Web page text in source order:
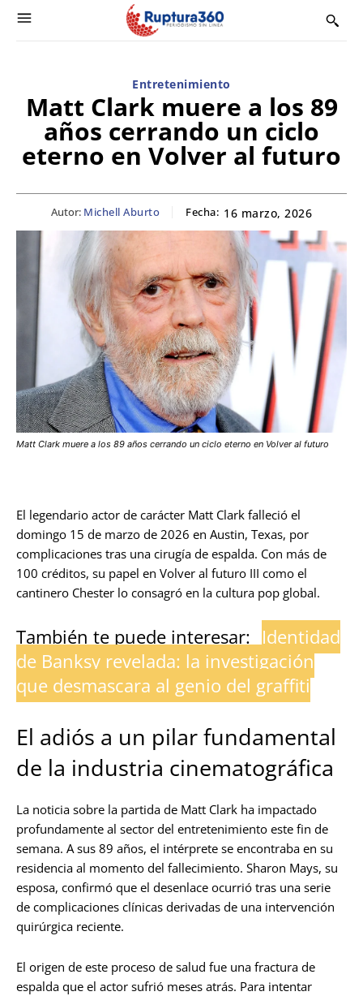
Entretenimiento
Matt Clark muere a los 89
años cerrando un ciclo
eterno en Volver al futuro
Autor: Michell Aburto Fecha: 16 marzo, 2026
Matt Clark muere a los 89 años cerrando un ciclo eterno en Volver al futuro
El legendario actor de carácter Matt Clark falleció el
domingo 15 de marzo de 2026 en Austin, Texas, por
complicaciones tras una cirugía de espalda. Con más de
100 créditos, su papel en Volver al futuro III como el
cantinero Chester lo consagró en la cultura pop global.
También te puede interesar: Identidad
de Banksy revelada: la investigación
que desmascara al genio del graffiti
El adiós a un pilar fundamental
de la industria cinematográfica
La noticia sobre la partida de Matt Clark ha impactado
profundamente al sector del entretenimiento este fin de
semana. A sus 89 años, el intérprete se encontraba en su
residencia al momento del fallecimiento. Sharon Mays, su
esposa, confirmó que el desenlace ocurrió tras una serie
de complicaciones clínicas derivadas de una intervención
quirúrgica reciente.
El origen de este proceso de salud fue una fractura de
espalda que el actor sufrió meses atrás. Para intentar